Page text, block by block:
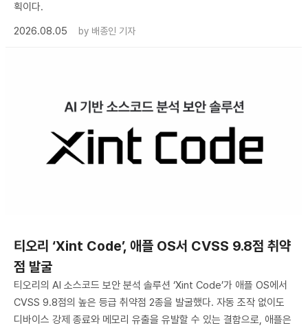
획이다.
2026.08.05
by 배종인 기자
티오리 ‘Xint Code’, 애플 OS서 CVSS 9.8점 취약
점 발굴
티오리의 AI 소스코드 보안 분석 솔루션 ‘Xint Code’가 애플 OS에서
CVSS 9.8점의 높은 등급 취약점 2종을 발굴했다. 자동 조작 없이도
디바이스 강제 종료와 메모리 유출을 유발할 수 있는 결함으로, 애플은